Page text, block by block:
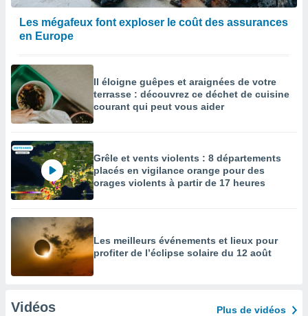
Les mégafeux font exploser le coût des assurances
en Europe
Il éloigne guêpes et araignées de votre
terrasse : découvrez ce déchet de cuisine
courant qui peut vous aider
Grêle et vents violents : 8 départements
placés en vigilance orange pour des
orages violents à partir de 17 heures
Les meilleurs événements et lieux pour
profiter de l’éclipse solaire du 12 août
Vidéos Plus de vidéos